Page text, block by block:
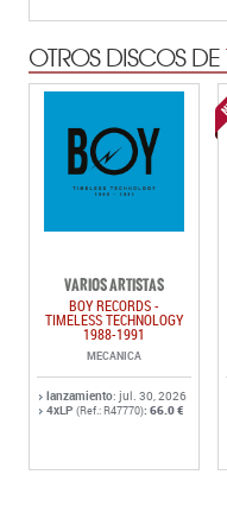
OTROS DISCOS DE
VARIOS ARTISTAS
BOY RECORDS -
TIMELESS TECHNOLOGY
1988-1991
MECANICA
lanzamiento: jul. 30, 2026
4xLP (Ref.: R47770): 66.0 €